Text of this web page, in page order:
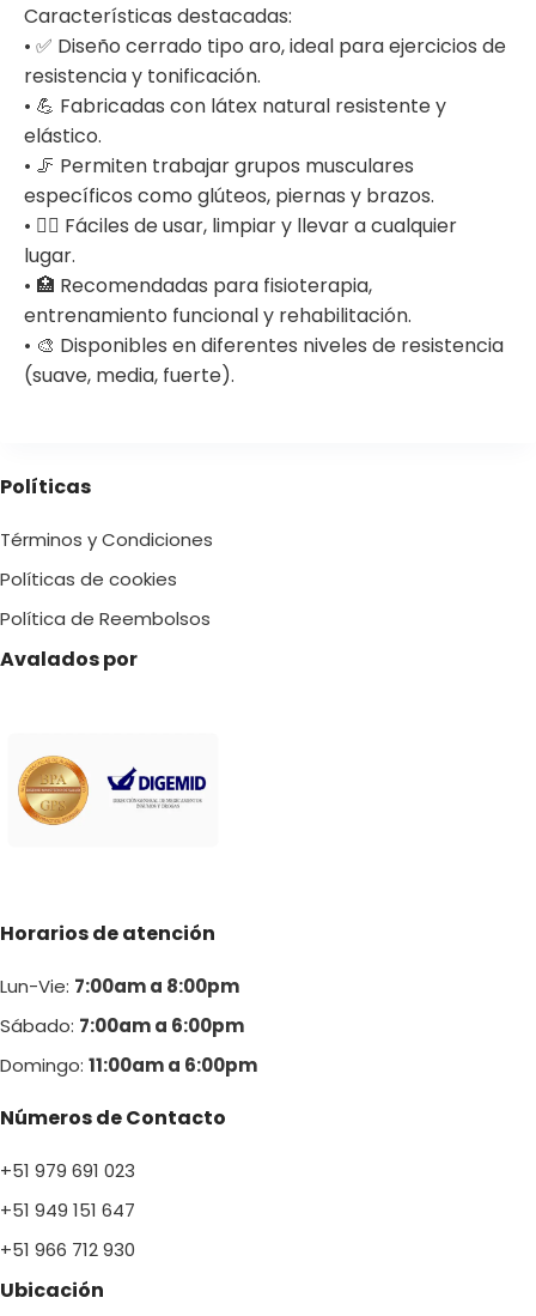
Características destacadas:
• ✅ Diseño cerrado tipo aro, ideal para ejercicios de
resistencia y tonificación.
• 💪 Fabricadas con látex natural resistente y
elástico.
• 🦵 Permiten trabajar grupos musculares
específicos como glúteos, piernas y brazos.
• 🧘‍♀️ Fáciles de usar, limpiar y llevar a cualquier
lugar.
• 🏥 Recomendadas para fisioterapia,
entrenamiento funcional y rehabilitación.
• 🎨 Disponibles en diferentes niveles de resistencia
(suave, media, fuerte).
Políticas
Términos y Condiciones
Políticas de cookies
Política de Reembolsos
Avalados por
Horarios de atención
Lun-Vie: 7:00am a 8:00pm
Sábado: 7:00am a 6:00pm
Domingo: 11:00am a 6:00pm
Números de Contacto
+51 979 691 023
+51 949 151 647
+51 966 712 930
Ubicación